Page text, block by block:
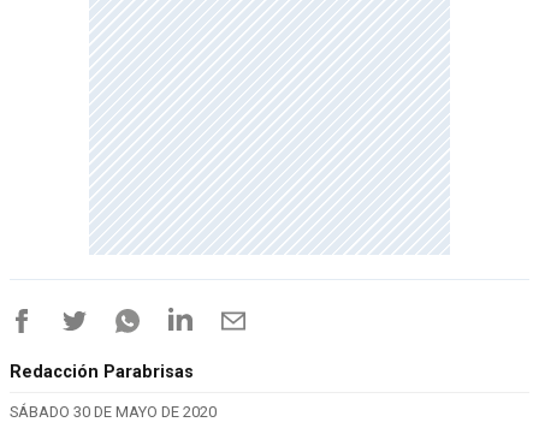
Redacción Parabrisas
SÁBADO 30 DE MAYO DE 2020